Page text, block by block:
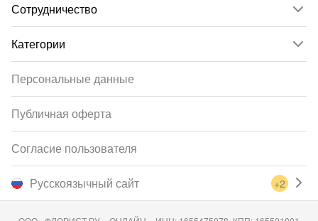
Сотрудничество
Категории
Русскоязычный сайт +2
Персональные данные
Публичная оферта
Согласие пользователя